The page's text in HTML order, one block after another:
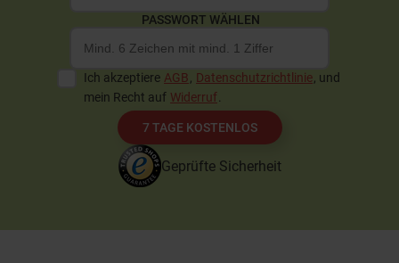
PASSWORT WÄHLEN
Ich akzeptiere AGB Datenschutzrichtlinie , und
mein Recht auf Widerruf
7 TAGE KOSTENLOS
Geprüfte Sicherheit